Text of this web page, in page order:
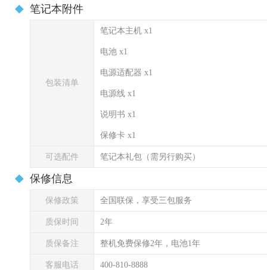
笔记本附件
包装清单
笔记本主机 x1
电池 x1
电源适配器 x1
电源线 x1
说明书 x1
保修卡 x1
可选配件 笔记本礼包（需另行购买）
保修信息
保修政策 全国联保，享受三包服务
质保时间 2年
质保备注 整机免费保修2年，电池1年
客服电话 400-810-8888